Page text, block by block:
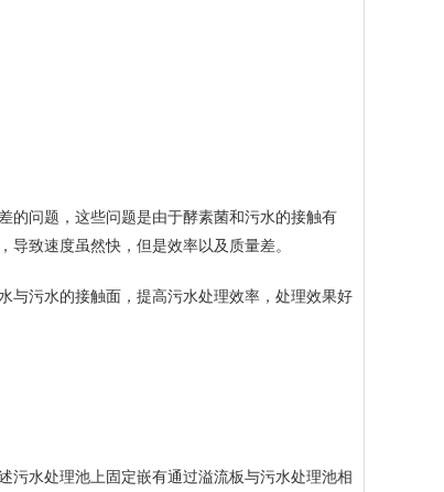
问题，这些问题是由于酵素菌和污水的接触有
致速度虽然快，但是效率以及质量差。
污水的接触面，提高污水处理效率，处理效果好
水处理池上固定嵌有通过溢流板与污水处理池相